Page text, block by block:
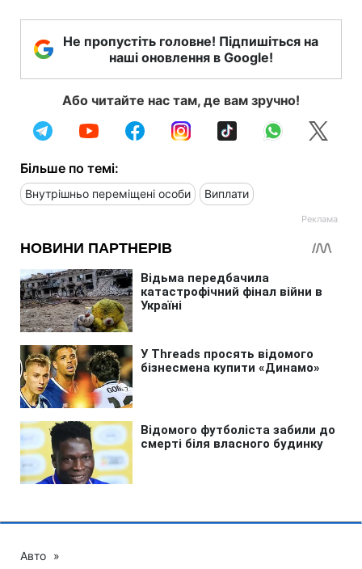
Не пропустіть головне! Підпишіться на
наші оновлення в Google!
Або читайте нас там, де вам зручно!
Більше по темі:
Внутрішньо переміщені особи Виплати
Авто »